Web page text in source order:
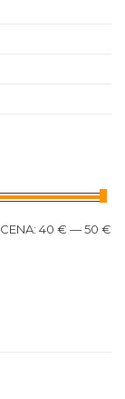
CENA: 40 € —50 €